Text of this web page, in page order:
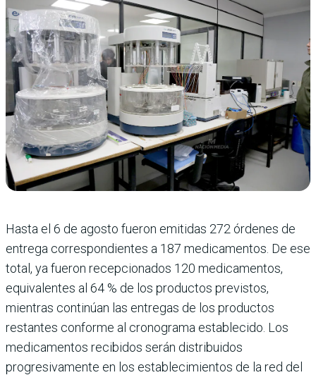
Hasta el 6 de agosto fueron emitidas 272 órdenes de
entrega correspondientes a 187 medicamentos. De ese
total, ya fueron recepcionados 120 medicamentos,
equivalentes al 64 % de los productos previstos,
mientras continúan las entregas de los productos
restantes conforme al cronograma establecido. Los
medicamentos recibidos serán distribuidos
progresivamente en los establecimientos de la red del